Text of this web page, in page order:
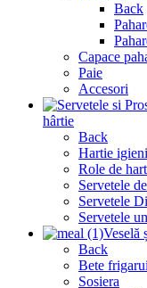
Back
Capace
Paie
Accesori
hârtie
Back
Hartie
Role de
Servetele
Servetele
Servetele
Veselă
Back
Bete
Sosiera